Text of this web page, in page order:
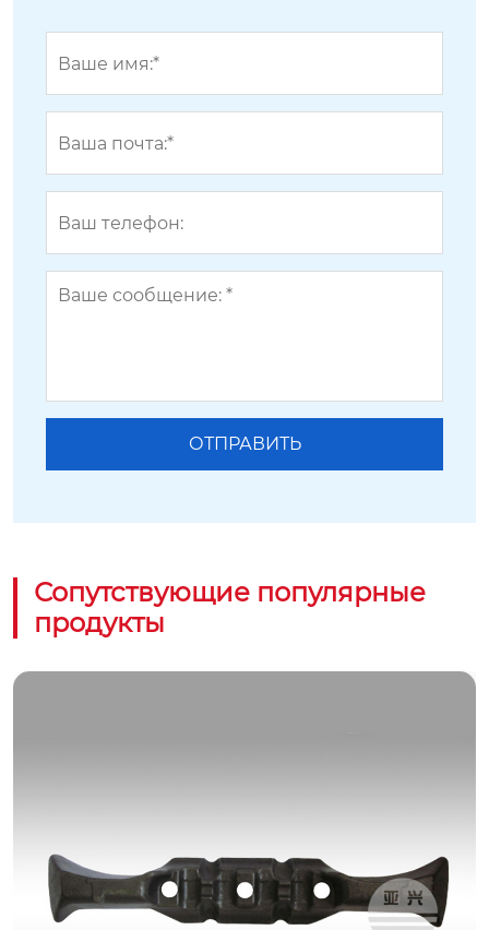
Сопутствующие популярные
продукты